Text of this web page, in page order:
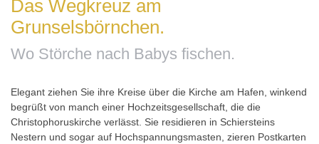
Das Wegkreuz am
Grunselsbörnchen.
Wo Störche nach Babys fischen.
Elegant ziehen Sie ihre Kreise über die Kirche am Hafen, winkend
begrüßt von manch einer Hochzeitsgesellschaft, die die
Christophoruskirche verlässt. Sie residieren in Schiersteins
Nestern und sogar auf Hochspannungsmasten, zieren Postkarten